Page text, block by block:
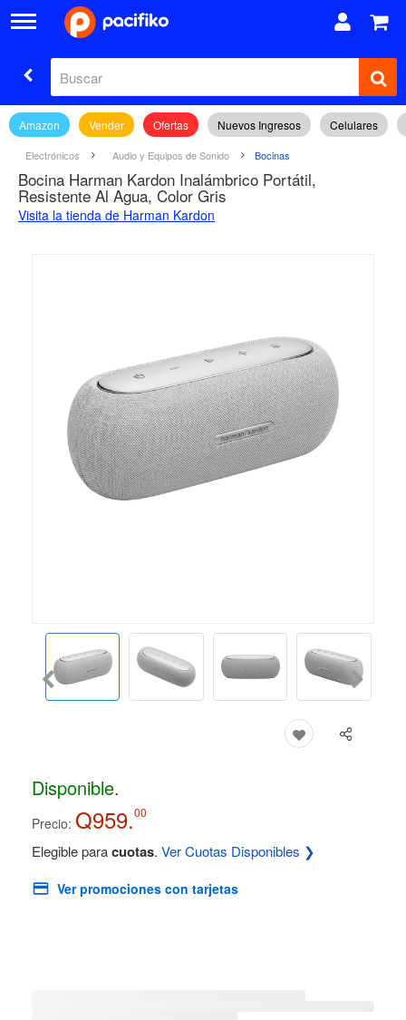
Amazon Vender Ofertas Nuevos Ingresos Celulares
Electrónicos Audio y Equipos de Sonido Bocinas
Bocina Harman Kardon Inalámbrico Portátil,
Resistente Al Agua, Color Gris
Visita la tienda de Harman Kardon
Disponible.
Precio: Q959.00
Elegible paracuotas. Ver Cuotas Disponibles ❯
Ver promociones con tarjetas